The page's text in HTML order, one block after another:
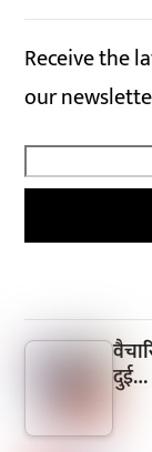
Receive the
our
दुई…